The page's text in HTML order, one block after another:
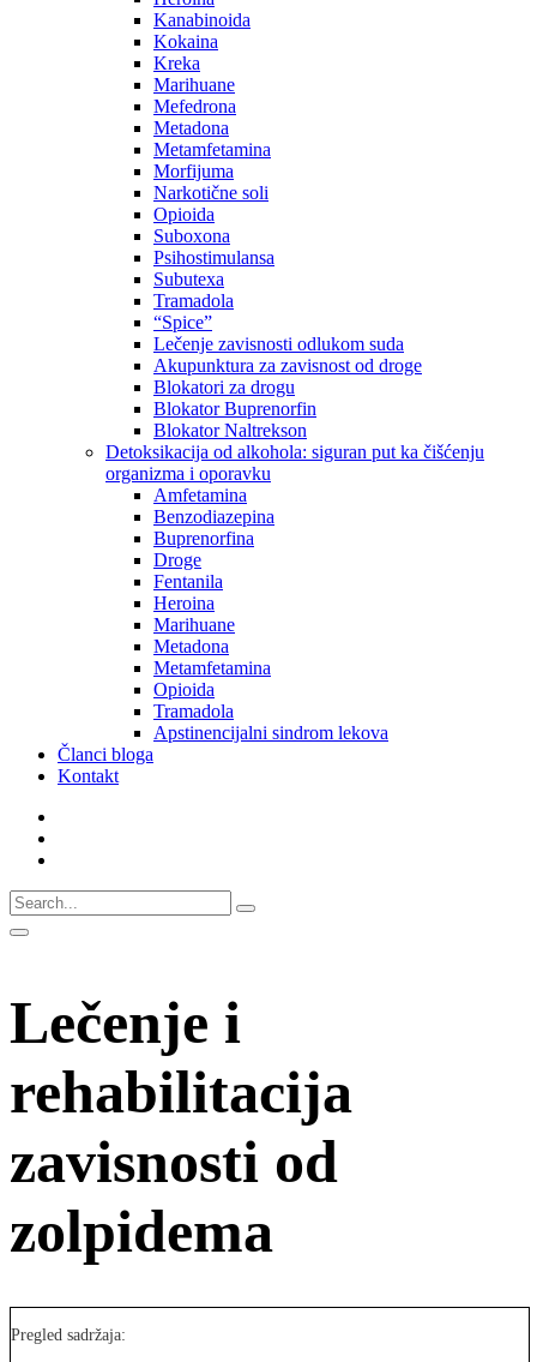
Kanabinoida
Kokaina
Kreka
Marihuane
Mefedrona
Metadona
Metamfetamina
Morfijuma
Narkotične soli
Opioida
Suboxona
Psihostimulansa
Subutexa
Tramadola
“Spice”
Lečenje zavisnosti odlukom suda
Akupunktura za zavisnost od droge
Blokatori za drogu
Blokator Buprenorfin
Blokator Naltrekson
Detoksikacija od alkohola: siguran put ka čišćenju
organizma i oporavku
Amfetamina
Benzodiazepina
Buprenorfina
Droge
Fentanila
Heroina
Marihuane
Metadona
Metamfetamina
Opioida
Tramadola
Apstinencijalni sindrom lekova
Članci bloga
Kontakt
Lečenje i
rehabilitacija
zavisnosti od
zolpidema
Pregled sadržaja: